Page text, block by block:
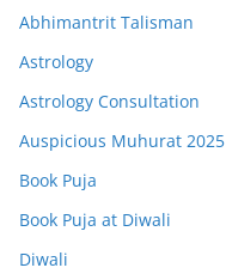
Abhimantrit Talisman
Astrology
Astrology Consultation
Auspicious Muhurat 2025
Book Puja
Book Puja at Diwali
Diwali